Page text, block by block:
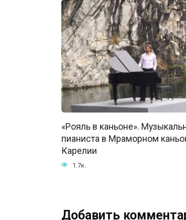
«Рояль в каньоне».
пианиста в Мраморном
Карелии
1.7к.
Добавить